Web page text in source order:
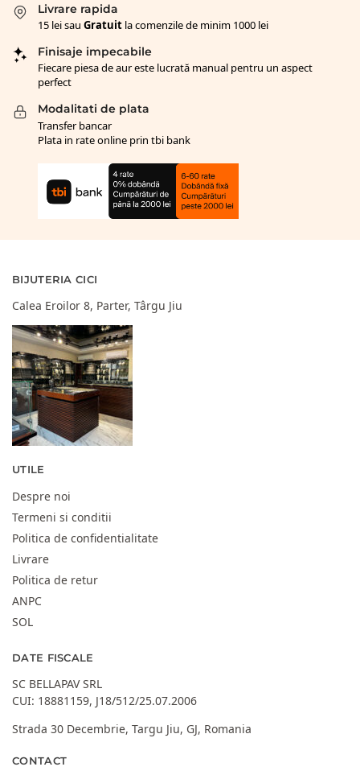
Livrare rapida
15 lei sau Gratuit la comenzile de minim 1000 lei
Finisaje impecabile
Fiecare piesa de aur este lucrată manual pentru un aspect
perfect
Modalitati de plata
Transfer bancar
Plata in rate online prin tbi bank
BIJUTERIA CICI
Calea Eroilor 8, Parter, Târgu Jiu
UTILE
Despre noi
Termeni si conditii
Politica de confidentialitate
Livrare
Politica de retur
ANPC
SOL
DATE FISCALE
SC BELLAPAV SRL
CUI: 18881159, J18/512/25.07.2006
Strada 30 Decembrie, Targu Jiu, GJ, Romania
CONTACT